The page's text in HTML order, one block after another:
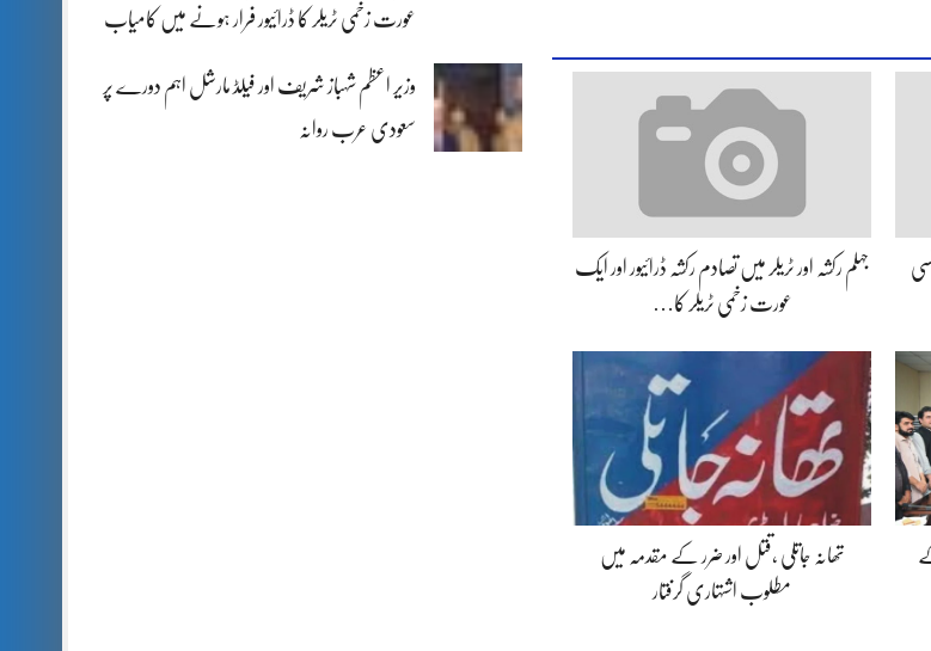
عورت زخمی ٹریلر کا ڈرائیور فرار ہونے میں کامیاب
وزیر اعظم شہباز شریف اور فیلڈ مارشل اہم دورے پر
سعودی عرب روانہ
جنسی
جہلم رکشہ اور ٹریلر میں تصادم رکشہ ڈرائیور اور ایک
عورت زخمی ٹریلر کا…
تھانہ جاتلی ،قتل اور ضرر کے مقدمہ میں
مطلوب اشتہاری گرفتار